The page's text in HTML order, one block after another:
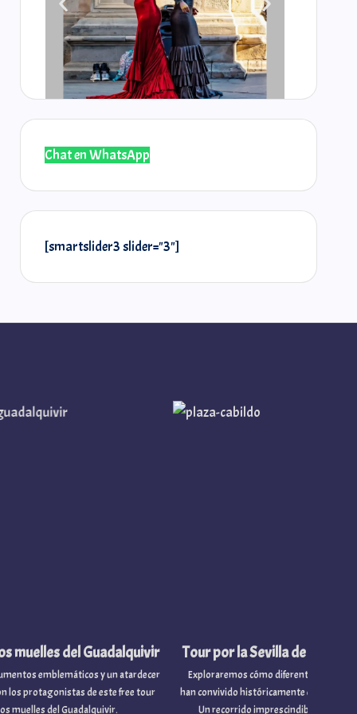
Chat en WhatsApp
[smartslider3 slider="3"]
Tour por la Sevilla de las tres culturas
Exploraremos cómo diferentes etnias y religiones
han convivido históricamente en la capital
Un recorrido imprescindible para entender la
del Guadalquivir
y un atardecer
de este free tour
del Guadalquivir.